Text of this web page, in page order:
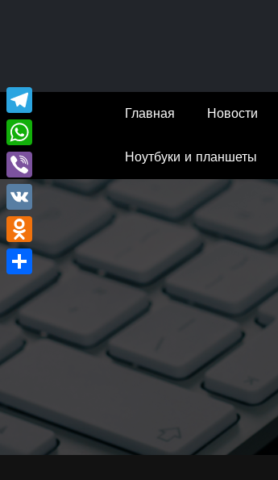
Главная Новости
Ноутбуки и планшеты
Telegram
WhatsApp
Viber
VK
Odnoklassniki
Отправить